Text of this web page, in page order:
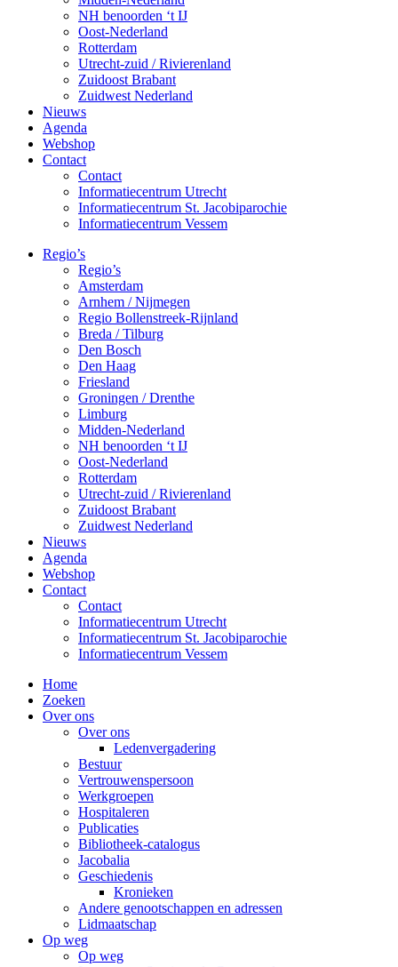
NH benoorden ‘t IJ
Oost-Nederland
Rotterdam
Utrecht-zuid / Rivierenland
Zuidoost Brabant
Zuidwest Nederland
Nieuws
Agenda
Webshop
Contact
Contact
Informatiecentrum Utrecht
Informatiecentrum St. Jacobiparochie
Informatiecentrum Vessem
Regio’s
Regio’s
Amsterdam
Arnhem / Nijmegen
Regio Bollenstreek-Rijnland
Breda / Tilburg
Den Bosch
Den Haag
Friesland
Groningen / Drenthe
Limburg
Midden-Nederland
NH benoorden ‘t IJ
Oost-Nederland
Rotterdam
Utrecht-zuid / Rivierenland
Zuidoost Brabant
Zuidwest Nederland
Nieuws
Agenda
Webshop
Contact
Contact
Informatiecentrum Utrecht
Informatiecentrum St. Jacobiparochie
Informatiecentrum Vessem
Home
Zoeken
Over ons
Over ons
Ledenvergadering
Bestuur
Vertrouwenspersoon
Werkgroepen
Hospitaleren
Publicaties
Bibliotheek-catalogus
Jacobalia
Geschiedenis
Kronieken
Andere genootschappen en adressen
Lidmaatschap
Op weg
Op weg